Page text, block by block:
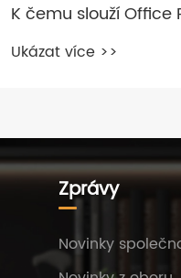
Jaký je kvalifikovaný
kancelářský stůl?
Zprávy
Novinky